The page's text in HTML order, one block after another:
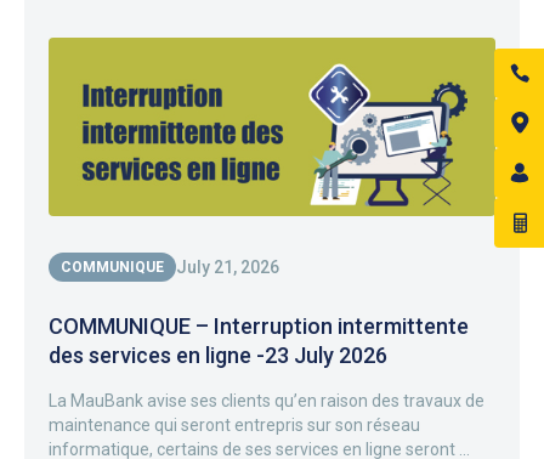
COMMUNIQUE July 21, 2026
COMMUNIQUE – Interruption intermittente
des services en ligne -23 July 2026
La MauBank avise ses clients qu’en raison des travaux de
maintenance qui seront entrepris sur son réseau
informatique, certains de ses services en ligne seront ...